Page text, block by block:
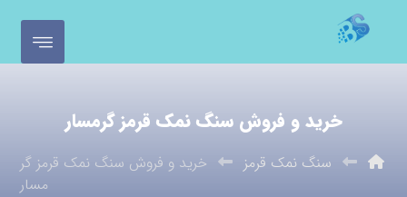
خرید و فروش سنگ نمک قرمز گرمسار
سنگ نمک قرمز
خرید و فروش سنگ نمک قرمز گر
مسار